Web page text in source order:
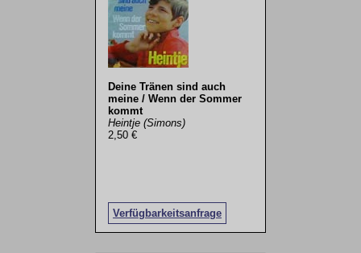
Deine Tränen sind auch
meine / Wenn der Sommer
kommt
Heintje (Simons)
2,50 €
Verfügbarkeitsanfrage